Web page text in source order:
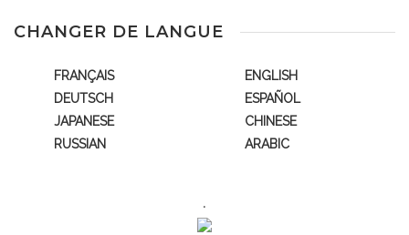
CHANGER DE LANGUE
FRANÇAIS
ENGLISH
DEUTSCH
ESPAÑOL
JAPANESE
CHINESE
RUSSIAN
ARABIC
.